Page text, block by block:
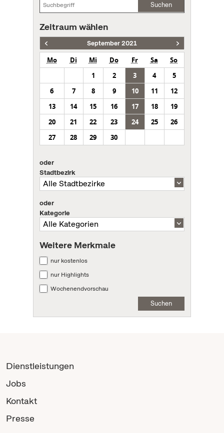
Suchen
Zeitraum wählen
September 2021
Mo Di Mi Do Fr Sa
So
1
2 3 4
5
6
7 8 9 10 11
12
13
14 15 16 17 18
19
20
21 22 23 24 25
26
27
28 29 30
oder
Stadtbezirk
oder
Kategorie
Weitere Merkmale
nur kostenlos
nur Highlights
Wochenendvorschau
Suchen
Dienstleistungen
Jobs
Kontakt
Presse